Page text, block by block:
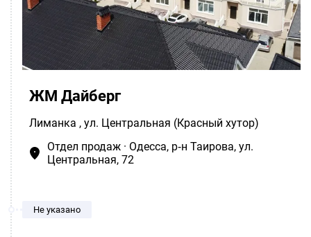
ЖМ Дайберг
Лиманка , ул. Центральная (Красный хутор)
Отдел продаж · Одесса, р‑н Таирова, ул.
Центральная, 72
Не указано